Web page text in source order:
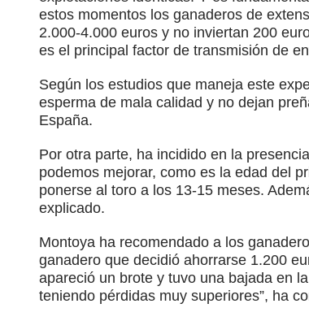
estos momentos los ganaderos de
2.000-4.000 euros y no inviertan 200
es el principal factor de transmisión de
Según los estudios que maneja este
esperma de mala calidad y no dejan
España.
Por otra parte, ha incidido en la
podemos mejorar, como es la edad del
ponerse al toro a los 13-15 meses.
explicado.
Montoya ha recomendado a los
ganadero que decidió ahorrarse 1.200
apareció un brote y tuvo una bajada en
teniendo pérdidas muy superiores”, ha